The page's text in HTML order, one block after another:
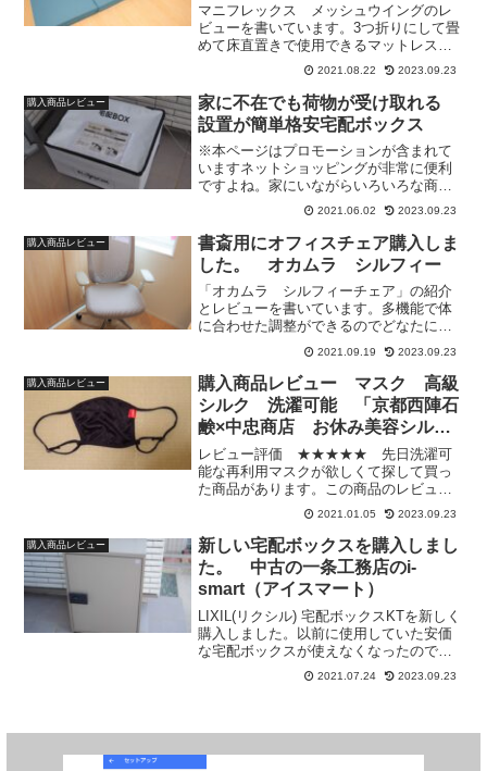
マニフレックス メッシュウイングのレ
ビューを書いています。3つ折りにして畳
めて床直置きで使用できるマットレスで
す。固めマットレスが好みの方には良い
2021.08.22 2023.09.23
購入商品レビュー
家に不在でも荷物が受け取れる
設置が簡単格安宅配ボックス
※本ページはプロモーションが含まれて
いますネットショッピングが非常に便利
ですよね。家にいながらいろいろな商品
を値段を比較しながら買えます。口コミ
を見て良い製品かどうか検討できます。
しかし、受け取りの際に家にいないとい
けないのが困ります。時間...
2021.06.02 2023.09.23
購入商品レビュー
書斎用にオフィスチェア購入しま
した。 オカムラ シルフィー
「オカムラ シルフィーチェア」の紹介
とレビューを書いています。多機能で体
に合わせた調整ができるのでどなたにも
2021.09.19 2023.09.23
購入商品レビュー
購入商品レビュー マスク 高級
シルク 洗濯可能 「京都西陣石
鹸×中忠商店 お休み美容シルク
マスク」
レビュー評価 ★★★★★ 先日洗濯可
能な再利用マスクが欲しくて探して買っ
た商品があります。この商品のレビュー
をしたいと思います。2021.01.05 2023.09.23
購入商品レビュー
新しい宅配ボックスを購入しまし
た。 中古の一条工務店のi-
smart（アイスマート）
LIXIL(リクシル) 宅配ボックスKTを新しく
購入しました。以前に使用していた安価
な宅配ボックスが使えなくなったので購
入しました。買い替えを通じて感じた宅
配ボックスの選び方を書いています。
2021.07.24 2023.09.23